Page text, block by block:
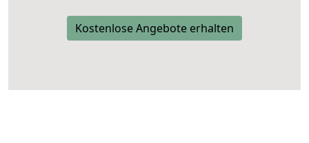
Kostenlose Angebote erhalten